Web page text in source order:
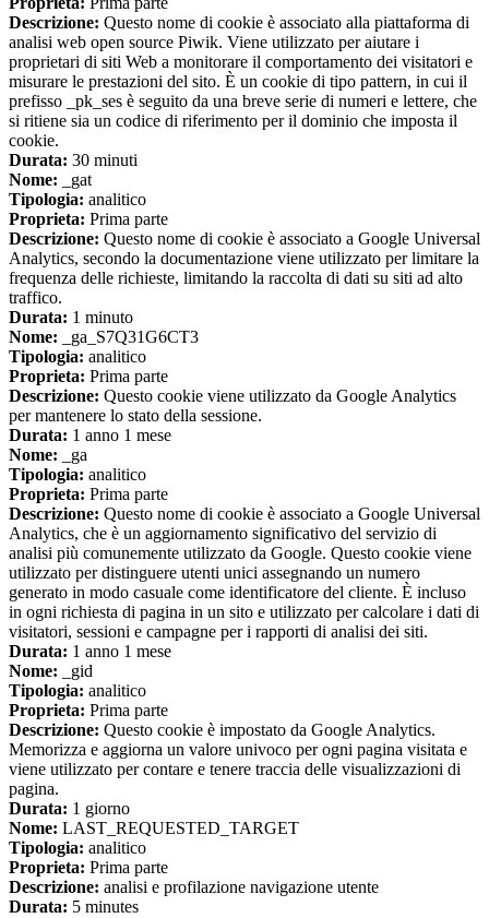
Descrizione: Questo nome di cookie è associato alla piattaforma di
analisi web open source Piwik. Viene utilizzato per aiutare i
proprietari di siti Web a monitorare il comportamento dei visitatori e
misurare le prestazioni del sito. È un cookie di tipo pattern, in cui il
prefisso _pk_ses è seguito da una breve serie di numeri e lettere, che
si ritiene sia un codice di riferimento per il dominio che imposta il
cookie.
Durata: 30 minuti
Nome: _gat
Tipologia: analitico
Proprieta: Prima parte
Descrizione: Questo nome di cookie è associato a Google Universal
Analytics, secondo la documentazione viene utilizzato per limitare la
frequenza delle richieste, limitando la raccolta di dati su siti ad alto
traffico.
Durata: 1 minuto
Nome: _ga_S7Q31G6CT3
Tipologia: analitico
Proprieta: Prima parte
Descrizione: Questo cookie viene utilizzato da Google Analytics
per mantenere lo stato della sessione.
Durata: 1 anno 1 mese
Nome: _ga
Tipologia: analitico
Proprieta: Prima parte
Descrizione: Questo nome di cookie è associato a Google Universal
Analytics, che è un aggiornamento significativo del servizio di
analisi più comunemente utilizzato da Google. Questo cookie viene
utilizzato per distinguere utenti unici assegnando un numero
generato in modo casuale come identificatore del cliente. È incluso
in ogni richiesta di pagina in un sito e utilizzato per calcolare i dati di
visitatori, sessioni e campagne per i rapporti di analisi dei siti.
Durata: 1 anno 1 mese
Nome: _gid
Tipologia: analitico
Proprieta: Prima parte
Descrizione: Questo cookie è impostato da Google Analytics.
Memorizza e aggiorna un valore univoco per ogni pagina visitata e
viene utilizzato per contare e tenere traccia delle visualizzazioni di
pagina.
Durata: 1 giorno
Nome: LAST_REQUESTED_TARGET
Tipologia: analitico
Proprieta: Prima parte
Descrizione: analisi e profilazione navigazione utente
Durata: 5 minutes